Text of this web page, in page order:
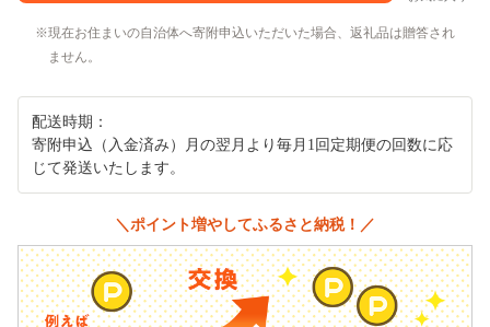
現在お住まいの自治体へ寄附申込いただいた場合、返礼品は贈答され
ません。
配送時期：
寄附申込（入金済み）月の翌月より毎月1回定期便の回数に応
じて発送いたします。
＼ポイント増やしてふるさと納税！／